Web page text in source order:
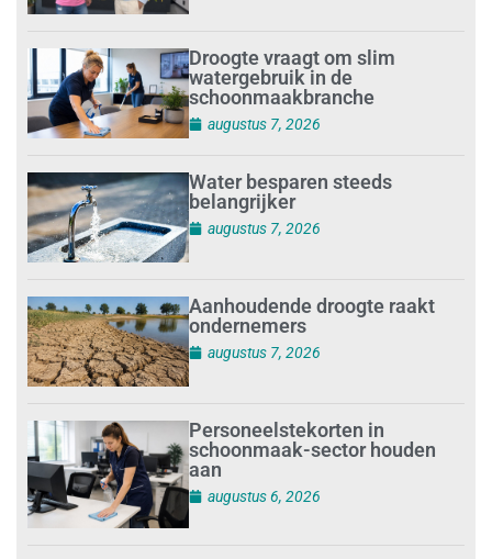
Droogte vraagt om slim
watergebruik in de
schoonmaakbranche
augustus 7, 2026
Water besparen steeds
belangrijker
augustus 7, 2026
Aanhoudende droogte raakt
ondernemers
augustus 7, 2026
Personeelstekorten in
schoonmaak-sector houden
aan
augustus 6, 2026